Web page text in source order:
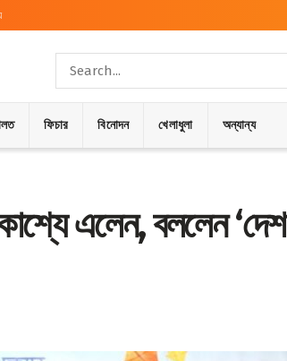
ফিচার বিনোদন খেলাধুলা অন্যান্য
এলেন, বললেন ‘দেশ